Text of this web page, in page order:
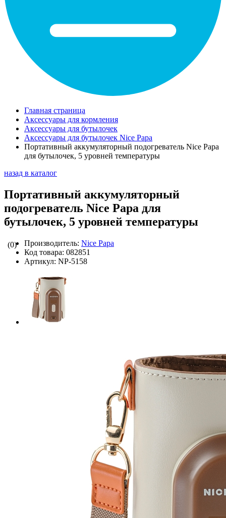
Главная страница
Аксессуары для кормления
Аксессуары для бутылочек
Аксессуары для бутылочек Nice Papa
Портативный аккумуляторный подогреватель Nice Papa
для бутылочек, 5 уровней температуры
назад в каталог
Портативный аккумуляторный
подогреватель Nice Papa для
бутылочек, 5 уровней температуры
(0) Производитель: Nice Papa
Код товара: 082851
Артикул: NP-5158